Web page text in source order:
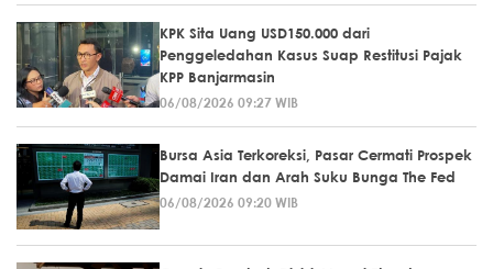
KPK Sita Uang USD150.000 dari
Penggeledahan Kasus Suap Restitusi Pajak
KPP Banjarmasin
06/08/2026 09:27 WIB
Bursa Asia Terkoreksi, Pasar Cermati Prospek
Damai Iran dan Arah Suku Bunga The Fed
06/08/2026 09:20 WIB